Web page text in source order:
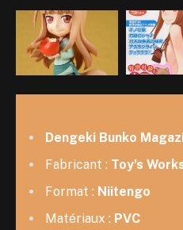
Dengeki Bunko
Fabricant : Toy’s
Format : Niitengo
Matériaux : PVC